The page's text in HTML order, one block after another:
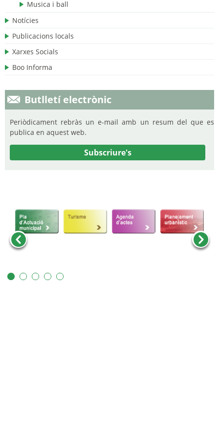
Musica i ball
Notícies
Publicacions locals
Xarxes Socials
Boo Informa
Butlletí electrònic
Periòdicament rebràs un e-mail amb un resum del que es
publica en aquest web.
Subscriure's